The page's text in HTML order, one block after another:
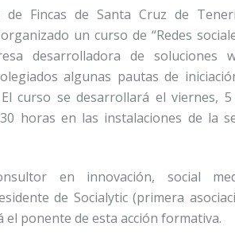
de Fincas de Santa Cruz de
un curso de “Redes
desarrolladora de soluciones
algunas pautas de
curso se desarrollará el viernes, 5
horas en las instalaciones de la
en innovación, social
de Socialytic (primera
el ponente de esta acción formativa.